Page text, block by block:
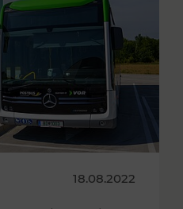
18.08.2022